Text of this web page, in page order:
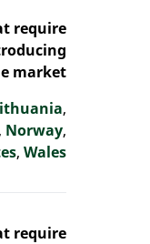
require
market
,
, Norway,
, Wales
require